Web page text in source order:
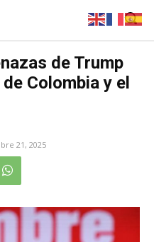
de Trump
Colombia y el
21, 2025